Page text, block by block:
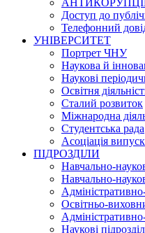
Доступ до
Телефонний
УНІВЕРСИТЕТ
Портрет ЧНУ
Наукова й
Наукові
Освітня
Сталий розвиток
Міжнародна
Студентська рада
Асоціація
ПІДРОЗДІЛИ
Навчально-
Навчально-
Освітньо-
Наукові